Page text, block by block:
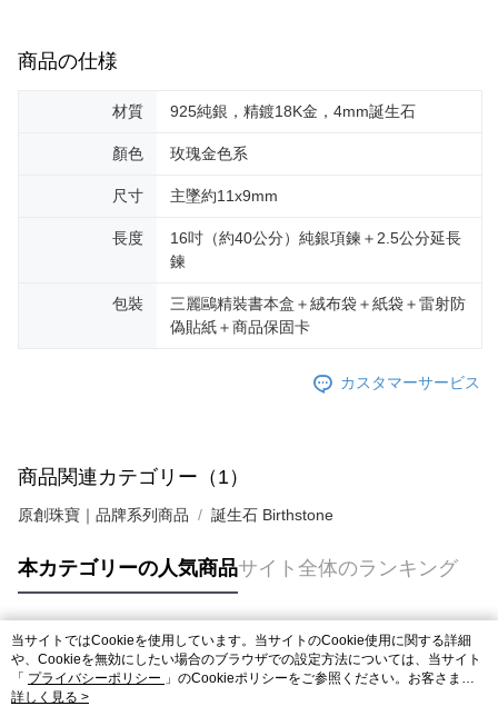
商品の仕様
材質 925純銀，精鍍18K金，4mm誕生石
顏色 玫瑰金色系
尺寸 主墜約11x9mm
長度
16吋（約40公分）純銀項鍊＋2.5公分延長
鍊
包裝
三麗鷗精裝書本盒＋絨布袋＋紙袋＋雷射防
偽貼紙＋商品保固卡
カスタマーサービス
商品関連カテゴリー（1）
原創珠寶｜品牌系列商品 誕生石 Birthstone
本カテゴリーの人気商品サイト全体のランキング
人気タグ
当サイトではCookieを使用しています。当サイトのCookie使用に関する詳細
や、Cookieを無効にしたい場合のブラウザでの設定方法については、当サイト
「 プライバシーポリシー 」のCookieポリシーをご参照ください。お客さま
が、当サイトを引き続き使用される場合、当社がサイト利用規約のCookieポリ
詳しく見る >